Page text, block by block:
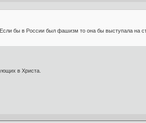
бы в России был фашизм то она бы выступала на
в Христа.